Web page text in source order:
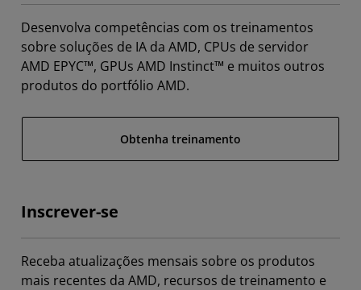
Desenvolva competências com os treinamentos
sobre soluções de IA da AMD, CPUs de servidor
AMD EPYC™, GPUs AMD Instinct™ e muitos outros
produtos do portfólio AMD.
Obtenha treinamento
Inscrever-se
Receba atualizações mensais sobre os produtos
mais recentes da AMD, recursos de treinamento e